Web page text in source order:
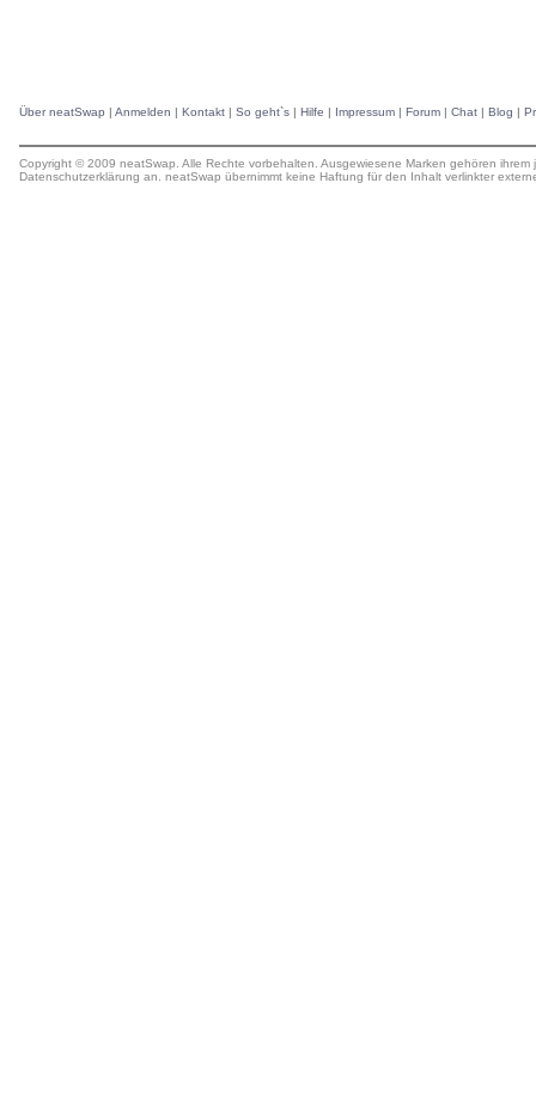
Über neatSwap | Anmelden | Kontakt | So geht`s | Hilfe | Impressum | Forum | Chat | Blog |
Copyright © 2009 neatSwap. Alle Rechte vorbehalten. Ausgewiesene Marken gehören
Datenschutzerklärung an. neatSwap übernimmt keine Haftung für den Inhalt verlinkter